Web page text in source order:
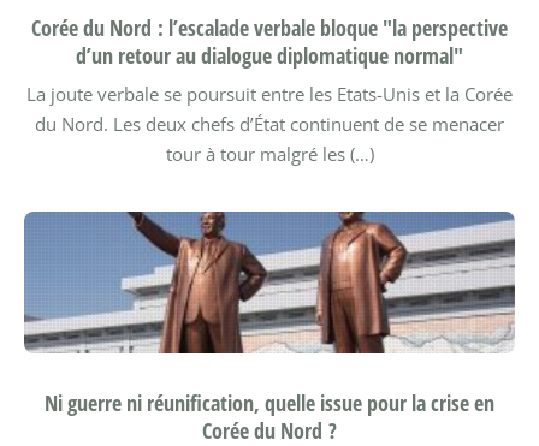
Corée du Nord : l’escalade verbale bloque "la perspective
d’un retour au dialogue diplomatique normal"
La joute verbale se poursuit entre les Etats-Unis et la Corée
du Nord. Les deux chefs d’État continuent de se menacer
tour à tour malgré les (…)
Ni guerre ni réunification, quelle issue pour la crise en
Corée du Nord ?